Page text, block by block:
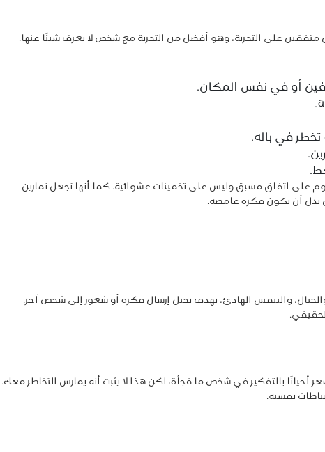
متفقين على التجربة، وهو أفضل من التجربة مع شخص لا يعرف شيئًا عنها.
أو في نفس المكان.
في باله.
على اتفاق مسبق وليس على تخمينات عشوائية. كما أنها تجعل تمارين
بدل أن تكون فكرة غامضة.
والتنفس الهادئ، بهدف تخيل إرسال فكرة أو شعور إلى شخص آخر.
أحيانًا بالتفكير في شخص ما فجأة، لكن هذا لا يثبت أنه يمارس التخاطر معك.
نفسية.